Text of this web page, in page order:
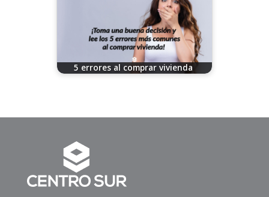
5 errores al comprar vivienda